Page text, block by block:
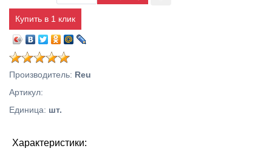
Купить в 1 клик
Производитель: Reu
Артикул:
Единица: шт.
Характеристики: